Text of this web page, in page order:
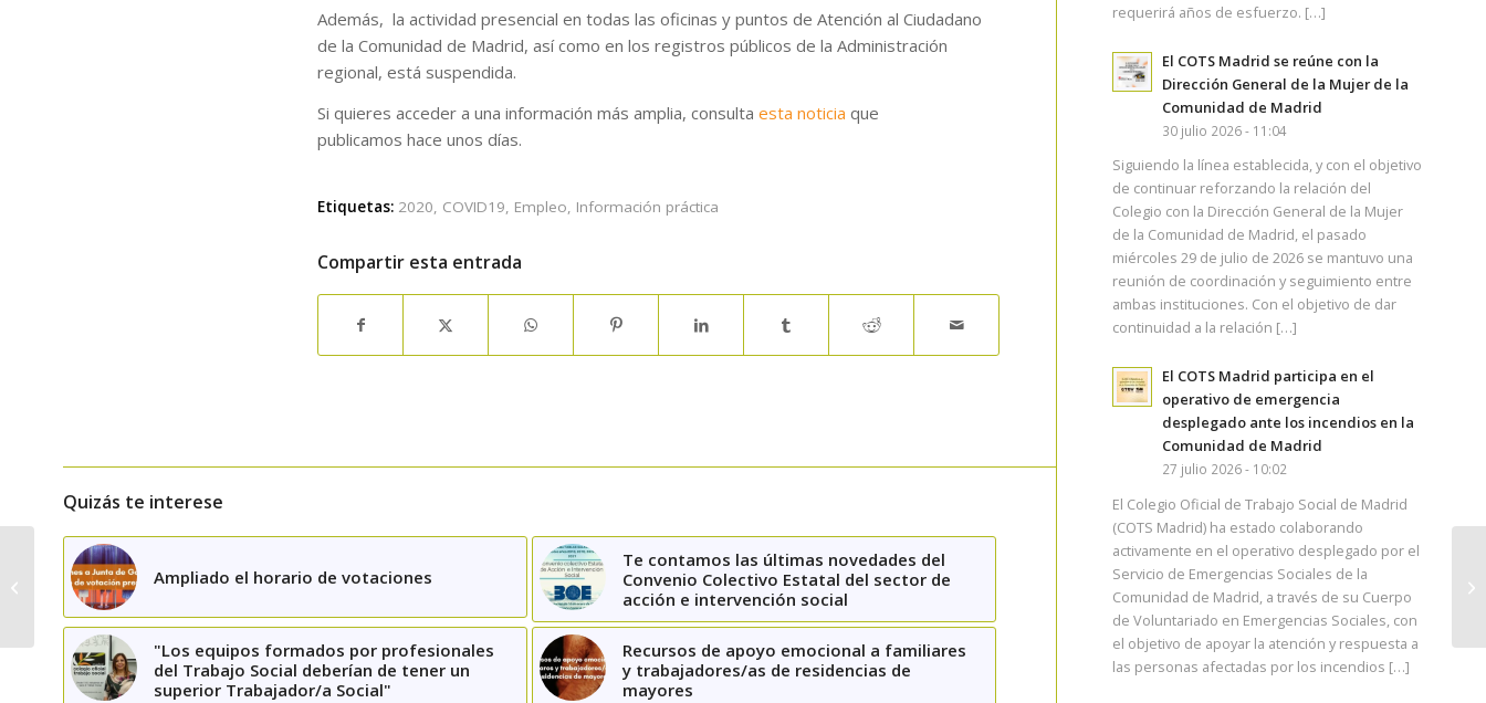
Además, la actividad presencial en todas las oficinas y puntos de Atención al Ciudadano
de la Comunidad de Madrid, así como en los registros públicos de la Administración
regional, está suspendida.
Si quieres acceder a una información más amplia, consulta esta noticia que
publicamos hace unos días.
Etiquetas: 2020, COVID19, Empleo, Información práctica
Compartir esta entrada
Quizás te interese
Ampliado el horario de votaciones
Te contamos las últimas novedades del
Convenio Colectivo Estatal del sector de
acción e intervención social
"Los equipos formados por profesionales
del Trabajo Social deberían de tener un
superior Trabajador/a Social"
Recursos de apoyo emocional a familiares
y trabajadores/as de residencias de
mayores
requerirá años de esfuerzo. […]
El COTS Madrid se reúne con la
Dirección General de la Mujer de la
Comunidad de Madrid
30 julio 2026 - 11:04
Siguiendo la línea establecida, y con el objetivo
de continuar reforzando la relación del
Colegio con la Dirección General de la Mujer
de la Comunidad de Madrid, el pasado
miércoles 29 de julio de 2026 se mantuvo una
reunión de coordinación y seguimiento entre
ambas instituciones. Con el objetivo de dar
continuidad a la relación […]
El COTS Madrid participa en el
operativo de emergencia
desplegado ante los incendios en la
Comunidad de Madrid
27 julio 2026 - 10:02
El Colegio Oficial de Trabajo Social de Madrid
(COTS Madrid) ha estado colaborando
activamente en el operativo desplegado por el
Servicio de Emergencias Sociales de la
Comunidad de Madrid, a través de su Cuerpo
de Voluntariado en Emergencias Sociales, con
el objetivo de apoyar la atención y respuesta a
las personas afectadas por los incendios […]
Garantía de suministro
de agua y energía a
consumidores en los
que concurra...